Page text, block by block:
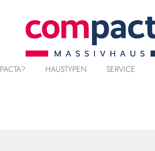
HAUSTYPEN SERVICE